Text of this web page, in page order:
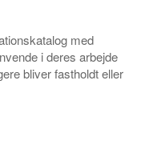
med
i deres arbejde
bliver fastholdt eller